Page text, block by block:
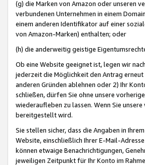
(g) die Marken von Amazon oder unseren
verbundenen Unternehmen in einem
einem anderen Identifikator auf einer
von Amazon-Marken) enthalten; oder
(h) die anderweitig geistige
Ob eine Website geeignet ist, legen wir
jederzeit die Möglichkeit den Antrag
anderen Gründen ablehnen oder 2) Ihr
schließen, dürfen Sie ohne unsere
wiederaufleben zu lassen. Wenn Sie
bereitgestellt wird.
Sie stellen sicher, dass die Angaben in
Website, einschließlich Ihrer E-Mail-
können etwaige Benachrichtigungen,
jeweiligen Zeitpunkt für Ihr Konto im